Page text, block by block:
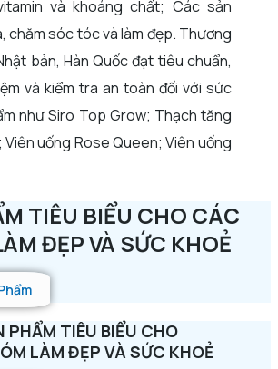
và khoáng chất; Các sản
chăm sóc tóc và làm đẹp. Thương
bản, Hàn Quốc đạt tiêu chuẩn,
và kiểm tra an toàn đối với sức
như Siro Top Grow; Thạch tăng
uống Rose Queen; Viên uống
TIÊU BIỂU CHO CÁC
ĐẸP VÀ SỨC KHOẺ
PHẨM TIÊU BIỂU CHO
LÀM ĐẸP VÀ SỨC KHOẺ